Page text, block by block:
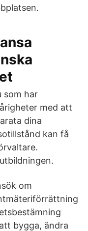
som har
med att
dina
kan få
om
bygga, ändra